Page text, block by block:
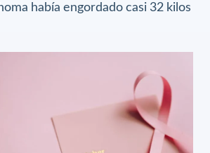
había engordado casi 32 kilos